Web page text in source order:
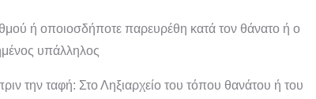
ή οποιοσδήποτε παρευρέθη κατά τον θάνατο ή ο
υπάλληλος
την ταφή: Στο Ληξιαρχείο του τόπου θανάτου ή του